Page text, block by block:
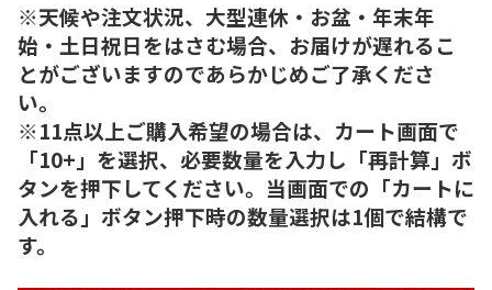
※天候や注文状況、大型連休・お盆・年末年
始・土日祝日をはさむ場合、お届けが遅れるこ
とがございますのであらかじめご了承くださ
い。
※11点以上ご購入希望の場合は、カート画面で
「10+」を選択、必要数量を入力し「再計算」ボ
タンを押下してください。当画面での「カートに
入れる」ボタン押下時の数量選択は1個で結構で
す。